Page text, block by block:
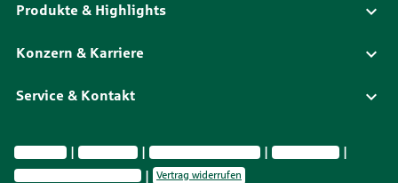
Produkte & Highlights
Konzern & Karriere
Service & Kontakt
Impressum Datenschutz Vermittlerinformationen
Nachhaltigkeit
Privatsphäre-Einstellungen
Vertrag widerrufen